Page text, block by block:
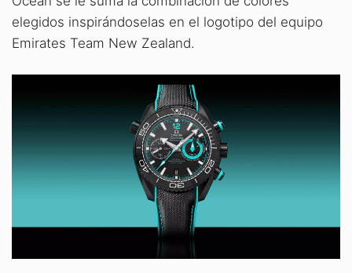
elegidos inspirándoselas en el logotipo del equipo
Emirates Team New Zealand.